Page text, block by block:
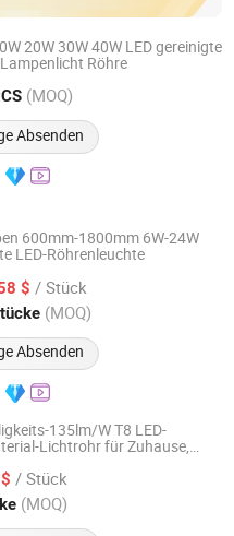
20W 30W 40W LED gereinigte
Röhre
(MOQ)
Absenden
Co., Ltd.
Seit 2020
600mm-1800mm 6W-24W
LED-Röhrenleuchte
$ / Stück
(MOQ)
Absenden
Co., Ltd.
2017
135lm/W T8 LED-
Lichtrohr für Zuhause,
Schlafzimmer,
/ Stück
(MOQ)
Seit 2011